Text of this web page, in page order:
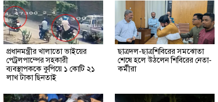
প্রধানমন্ত্রীর খালাতো ভাইয়ের
পেট্রলপাম্পের সহকারী
ব্যবস্থাপককে কুপিয়ে ১ কোটি ২১
লাখ টাকা ছিনতাই
ছাত্রদল-ছাত্রশিবিরের সমঝোতা
শেষে হলে উঠলেন শিবিরের নেতা-
কর্মীরা